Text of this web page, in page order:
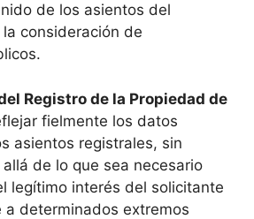
de los asientos del
consideración de
Registro de la Propiedad de
fielmente los datos
asientos registrales, sin
de lo que sea necesario
legítimo interés del solicitante
a determinados extremos